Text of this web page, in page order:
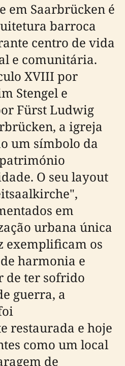
em Saarbrücken é
barroca
centro de vida
e comunitária.
XVIII por
Stengel e
Fürst Ludwig
a igreja
um símbolo da
O seu layout
em
urbana única
exemplificam os
harmonia e
de ter sofrido
guerra, a
restaurada e hoje
como um local
de